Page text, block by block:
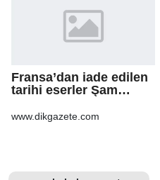
Fransa’dan iade edilen
tarihi eserler Şam
www.dikgazete.com